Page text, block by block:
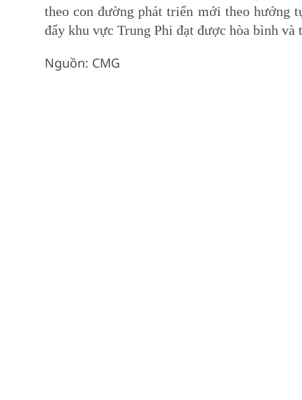
theo con đường phát triển mới theo hướng
đẩy khu vực Trung Phi đạt được hòa bình và
Nguồn: CMG